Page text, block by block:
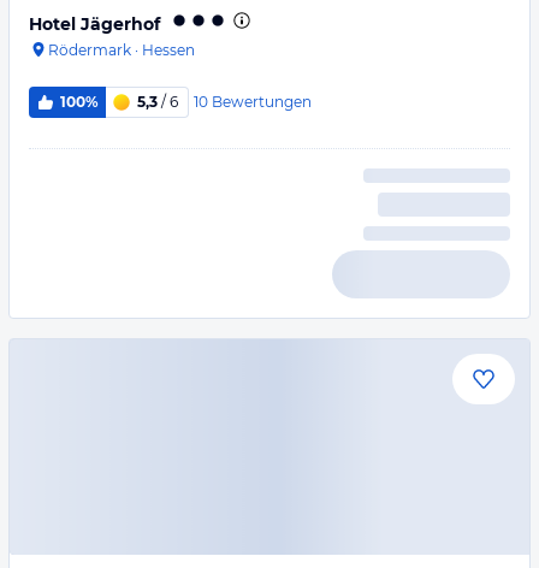
Hotel Jägerhof
Rödermark · Hessen
100% 5,3 / 6 10 Bewertungen